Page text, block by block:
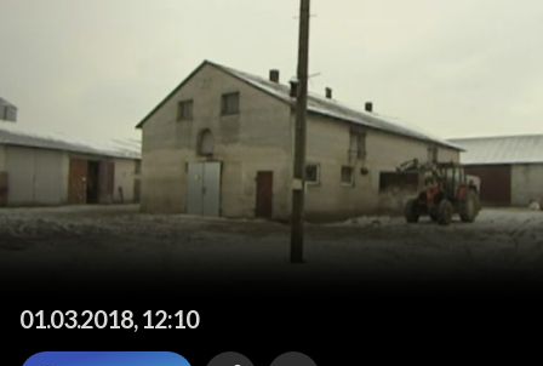
Agrobiznes
01.03.2018, 12:10